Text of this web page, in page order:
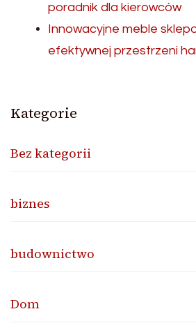
poradnik dla kierowców
Innowacyjne meble
efektywnej przestrzeni
Kategorie
Bez kategorii
biznes
budownictwo
Dom